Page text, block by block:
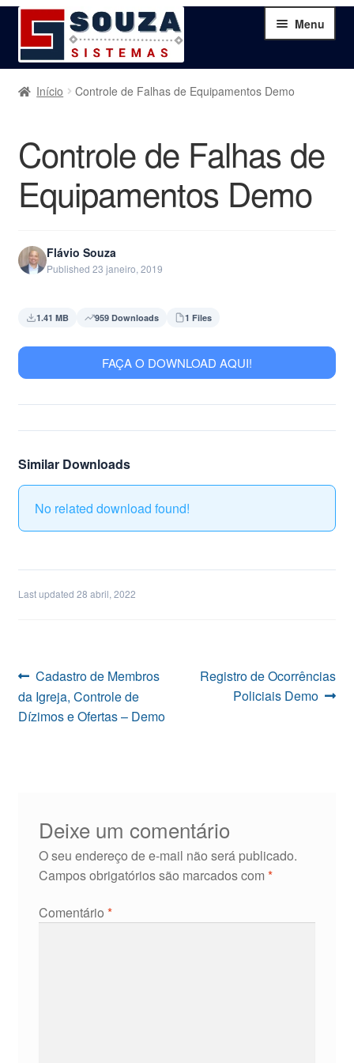
Pular
para
navegação
Pular
para
o
conteúdo
Menu
Home
Serviços
Produtos
Blog
Início Controle de Falhas de Equipamentos Demo
Controle de Falhas de
Equipamentos Demo
Flávio Souza
Published 23 janeiro, 2019
1.41 MB 959 Downloads 1 Files
FAÇA O DOWNLOAD AQUI!
Similar Downloads
No related download found!
Last updated 28 abril, 2022
Navegação
de
Post
anterior:
Cadastro de Membros
da Igreja, Controle de
Dízimos e Ofertas – Demo
Próximo
Registro de Ocorrências
Policiais Demo
Deixe um comentário
O seu endereço de e-mail não será publicado.
Campos obrigatórios são marcados com *
Comentário *